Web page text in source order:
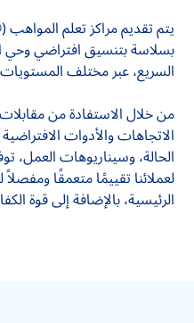
بسلاسة بتنسيق افتراضي وحي
السريع، عبر مختلف
من خلال الاستفادة من مقابلات
الاتجاهات والأدوات
الحالة، وسيناريوهات العمل،
لعملائنا تقييمًا متعمقًا
الرئيسية، بالإضافة إلى قوة